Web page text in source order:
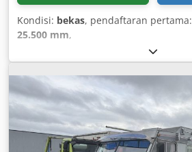
Kondisi: bekas, pendaftaran pertama:
25.500 mm,